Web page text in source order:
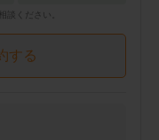
談ください。
する